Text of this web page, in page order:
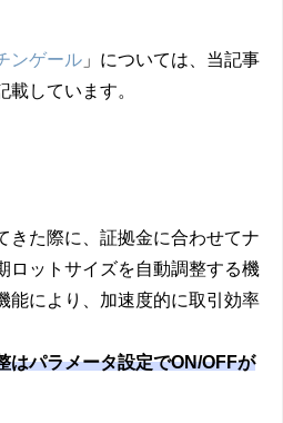
ンゲール 」については、当記事
載しています。
きた際に、証拠金に合わせてナ
ロットサイズを自動調整する機
能により、加速度的に取引効率
はパラメータ設定でON/OFFが